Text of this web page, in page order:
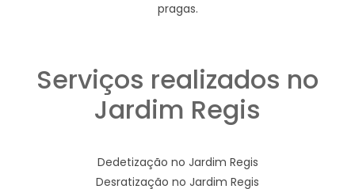
pragas.
Serviços realizados no
Jardim Regis
Dedetização no Jardim Regis
Desratização no Jardim Regis